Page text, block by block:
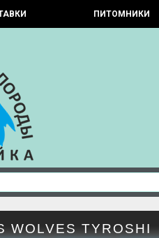
ПИТОМНИКИ
WOLVES TYROSHI